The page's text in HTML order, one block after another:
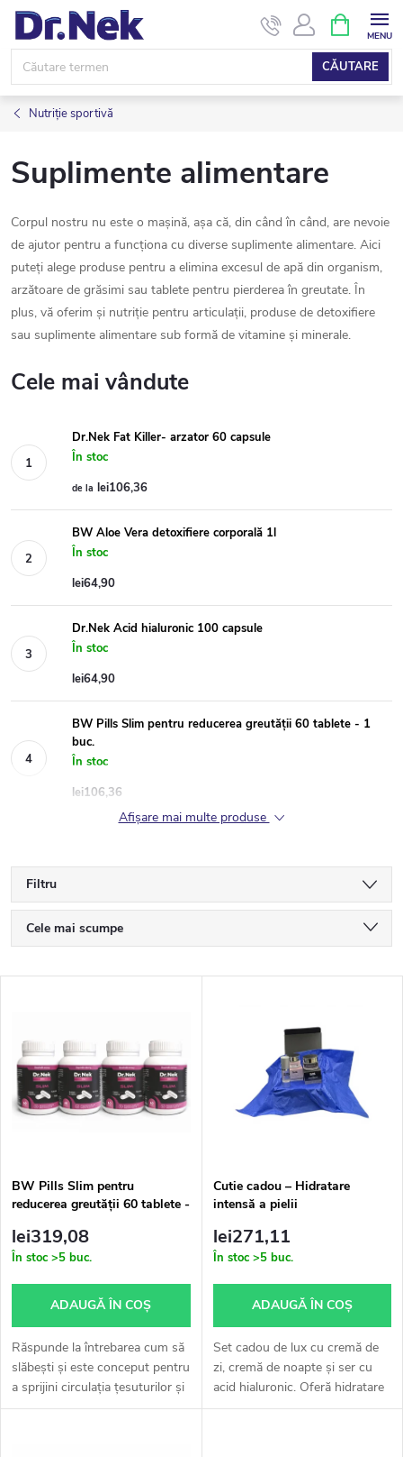
Treci
conținut
CĂUTARE
COŞ
DE
Nutriție sportivă
Suplimente alimentare
Corpul nostru nu este o mașină, așa că, din când în când, are nevoie
de ajutor pentru a funcționa cu diverse suplimente alimentare. Aici
puteți alege produse pentru a elimina excesul de apă din organism,
arzătoare de grăsimi sau tablete pentru pierderea în greutate. În
plus, vă oferim și nutriție pentru articulații, produse de detoxifiere
sau suplimente alimentare sub formă de vitamine și minerale.
Cele mai vândute
Dr.Nek Fat Killer- arzator 60 capsule
În stoc
de la lei106,36
BW Aloe Vera detoxifiere corporală 1l
În stoc
lei64,90
Dr.Nek Acid hialuronic 100 capsule
În stoc
lei64,90
BW Pills Slim pentru reducerea greutății 60 tablete - 1
buc.
În stoc
lei106,36
Afişare mai multe produse
Filtru
S
e
e
c
a
r
e
a
p
Cele mai scumpe
Alfabetic
s
ă
p
r
d
u
BW Pills Slim pentru
reducerea greutății 60 tablete -
lei319,08
În stoc >5 buc.
ADAUGĂ ÎN COŞ
Răspunde la întrebarea cum să
slăbești și este conceput pentru
a sprijini circulația țesuturilor și
a reduce greutatea corporală.
Cutie cadou – Hidratare
intensă a pielii
lei271,11
În stoc >5 buc.
ADAUGĂ ÎN COŞ
Set cadou de lux cu cremă de
zi, cremă de noapte și ser cu
acid hialuronic. Oferă hidratare
intensă, nutriție și catifelare